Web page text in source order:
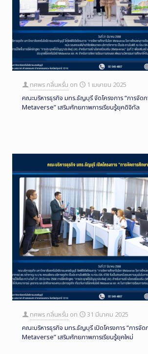
ทศพร กลิ่นหรั่น on
1 เมษายน 2025
คณะบริหารธุรกิจ มทร.ธัญบุรี จัดโครงการ “การจัดก
Metaverse” เสริมศักยภาพการเรียนรู้ยุคดิจิทัล
ทศพร กลิ่นหรั่น on
31 มีนาคม 2025
คณะบริหารธุรกิจ มทร.ธัญบุรี เปิดโครงการ “การจัด
Metaverse” เสริมศักยภาพการเรียนรู้ยุคใหม่